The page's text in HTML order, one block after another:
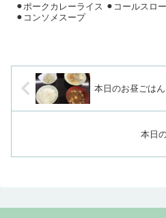
⚫︎ポークカレーライス ⚫︎コールスロー ⚫︎八朔ジャムのせヨーグルト
⚫︎コンソメスープ
本日のお昼ごはん
本日